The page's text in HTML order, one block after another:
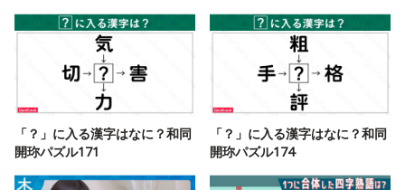
「？」に入る漢字はなに？和同
開珎パズル171
「？」に入る漢字はなに？和同
開珎パズル174